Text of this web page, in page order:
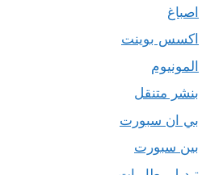
اصباغ
اكسس بوينت
المونيوم
بنشر متنقل
بي ان سبورت
بين سبورت